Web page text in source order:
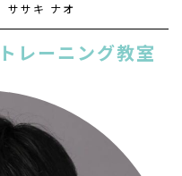
ササキ ナオ
レーニング教室